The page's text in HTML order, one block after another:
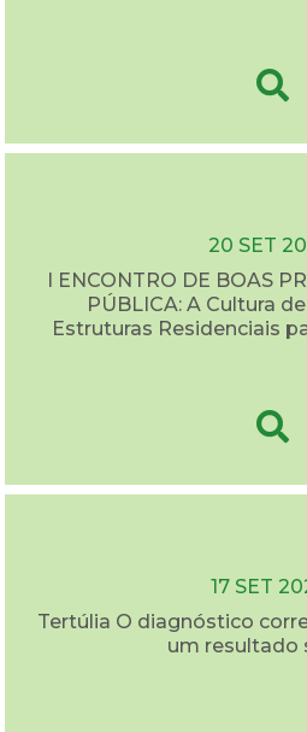
20 SET
I ENCONTRO DE BOAS
PÚBLICA: A Cultura
Estruturas Residenciais
17 SET
Tertúlia O diagnóstico
um resultado